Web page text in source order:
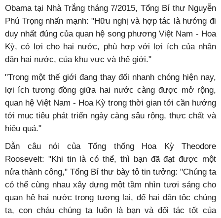
Obama tại Nhà Trắng tháng 7/2015, Tổng Bí thư Nguyễn
Phú Trọng nhấn mạnh: "Hữu nghị và hợp tác là hướng đi
duy nhất đúng của quan hệ song phương Việt Nam - Hoa
Kỳ, có lợi cho hai nước, phù hợp với lợi ích của nhân
dân hai nước, của khu vực và thế giới."
"Trong một thế giới đang thay đổi nhanh chóng hiện nay,
lợi ích tương đồng giữa hai nước càng được mở rộng,
quan hệ Việt Nam - Hoa Kỳ trong thời gian tới cần hướng
tới mục tiêu phát triển ngày càng sâu rộng, thực chất và
hiệu quả."
Dẫn câu nói của Tổng thống Hoa Kỳ Theodore
Roosevelt: "Khi tin là có thể, thì bạn đã đạt được một
nửa thành công," Tổng Bí thư bày tỏ tin tưởng: "Chúng ta
có thể cùng nhau xây dựng một tầm nhìn tươi sáng cho
quan hệ hai nước trong tương lai, để hai dân tộc chúng
ta, con cháu chúng ta luôn là bạn và đối tác tốt của